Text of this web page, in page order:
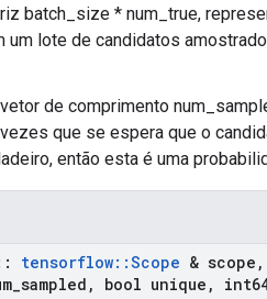
batch_size * num_true,
lote de candidatos
de comprimento
que se espera que o
então esta é uma
tensorflow::Scope & scope ,
sampled , bool unique ,